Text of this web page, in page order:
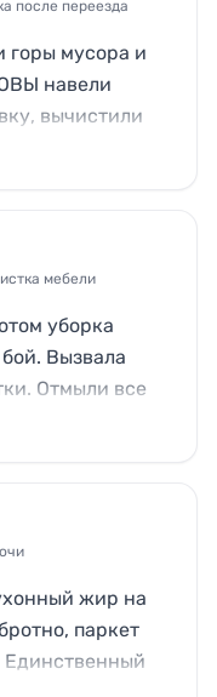
после переезда
горы мусора и
навели
вычистили
до
мебели
уборка
Вызвала
Отмыли все
исчез стойкий
жир на
паркет
Единственный